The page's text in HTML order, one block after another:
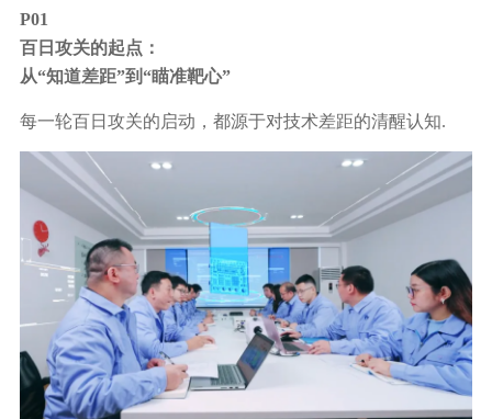
P01
百日攻关的起点：
从“知道差距”到“瞄准靶心”
每一轮百日攻关的启动，都源于对技术差距的清醒认知.